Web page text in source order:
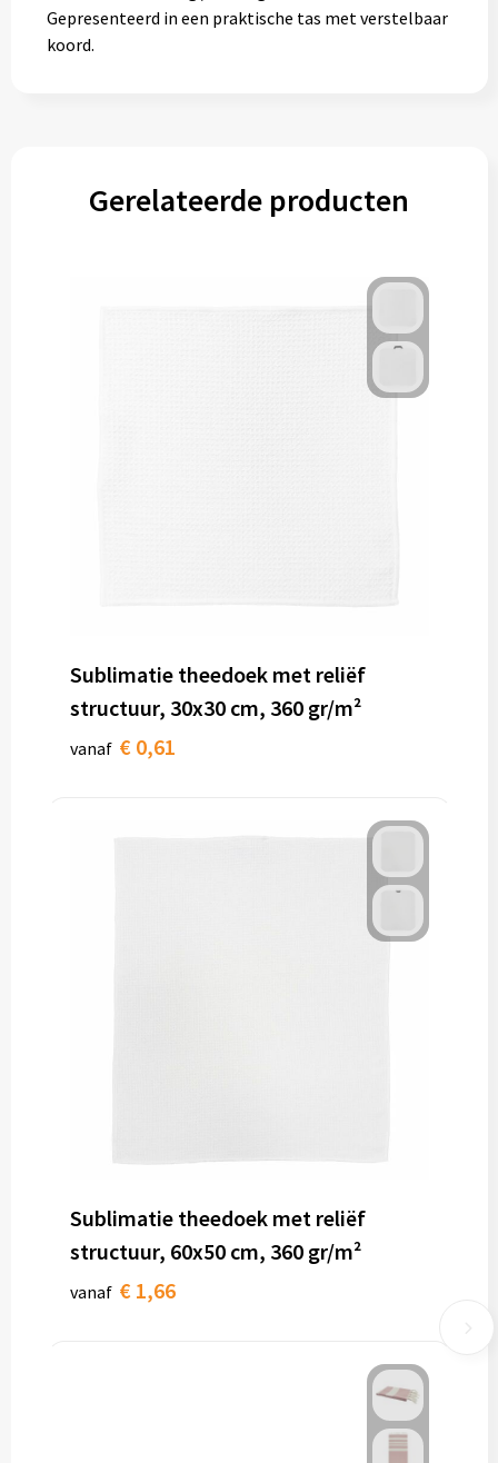
Gepresenteerd in een praktische tas met verstelbaar
koord.
Gerelateerde producten
Sublimatie theedoek met reliëf
structuur, 30x30 cm, 360 gr/m²
vanaf € 0,61
Sublimatie theedoek met reliëf
structuur, 60x50 cm, 360 gr/m²
vanaf € 1,66